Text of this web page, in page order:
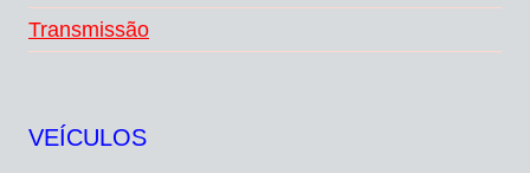
Transmissão
VEÍCULOS